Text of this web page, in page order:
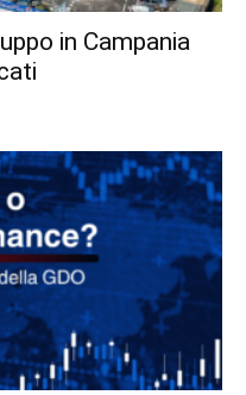
in Campania